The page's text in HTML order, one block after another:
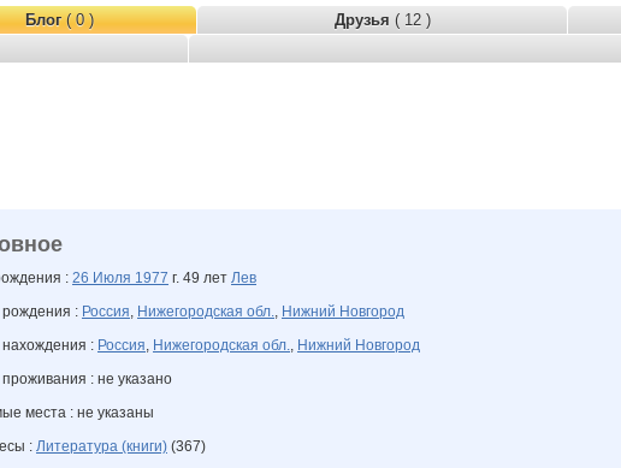
Блог( 0 ) Друзья ( 12 )
: 26 Июля 1977 г. 49 лет Лев
рождения : Россия, Нижегородская обл., Нижний Новгород
: Россия, Нижегородская обл., Нижний Новгород
: не указано
места : не указаны
: Литература (книги) (367)